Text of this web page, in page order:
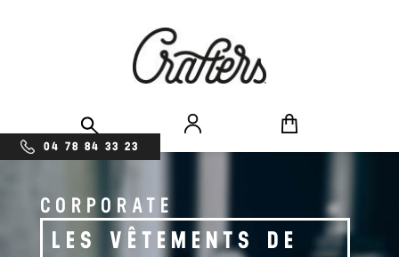
04 78 84 33 23
CORPORATE
LES VÊTEMENTS DE